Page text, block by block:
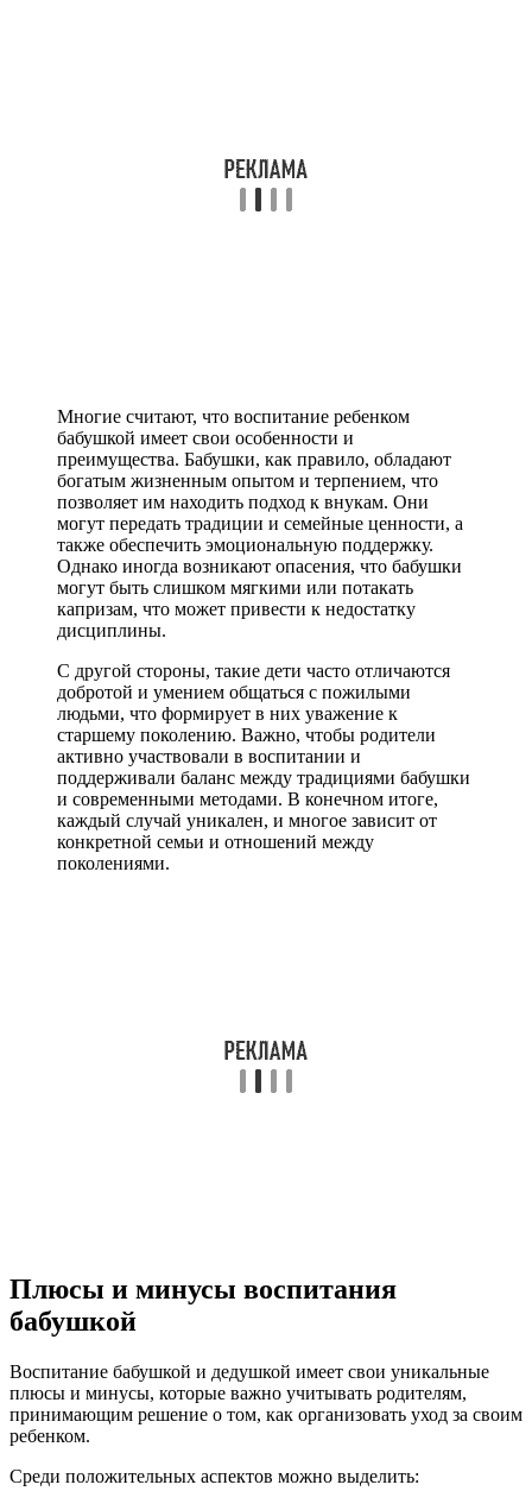
Многие считают, что воспитание ребенком
бабушкой имеет свои особенности и
преимущества. Бабушки, как правило, обладают
богатым жизненным опытом и терпением, что
позволяет им находить подход к внукам. Они
могут передать традиции и семейные ценности, а
также обеспечить эмоциональную поддержку.
Однако иногда возникают опасения, что бабушки
могут быть слишком мягкими или потакать
капризам, что может привести к недостатку
дисциплины.
С другой стороны, такие дети часто отличаются
добротой и умением общаться с пожилыми
людьми, что формирует в них уважение к
старшему поколению. Важно, чтобы родители
активно участвовали в воспитании и
поддерживали баланс между традициями бабушки
и современными методами. В конечном итоге,
каждый случай уникален, и многое зависит от
конкретной семьи и отношений между
поколениями.
Плюсы и минусы воспитания
бабушкой
Воспитание бабушкой и дедушкой имеет свои уникальные
плюсы и минусы, которые важно учитывать родителям,
принимающим решение о том, как организовать уход за своим
ребенком.
Среди положительных аспектов можно выделить: